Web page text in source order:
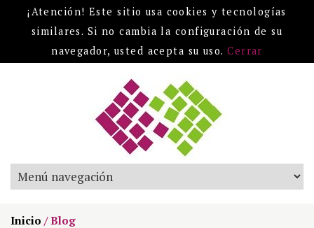
¡Atención! Este sitio usa cookies y tecnologías
similares. Si no cambia la configuración de su
navegador, usted acepta su uso.Cerrar
Inicio /Blog